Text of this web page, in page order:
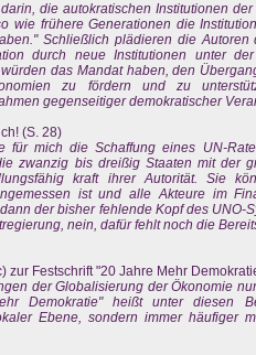
die autokratischen Institutionen
wie frühere Generationen die
Schließlich plädieren die Autoren
durch neue Institutionen unter
das Mandat haben, den
zu fördern und zu
gegenseitiger demokratischer
(S. 28)
für mich die Schaffung eines UN-
zwanzig bis dreißig Staaten mit der
kraft ihrer Autorität. Sie
ist und alle Akteure im
der bisher fehlende Kopf des UNO-
nein, dafür fehlt noch die
Festschrift "20 Jahre Mehr
der Globalisierung der Ökonomie
Demokratie" heißt unter diesen
Ebene, sondern immer häufiger